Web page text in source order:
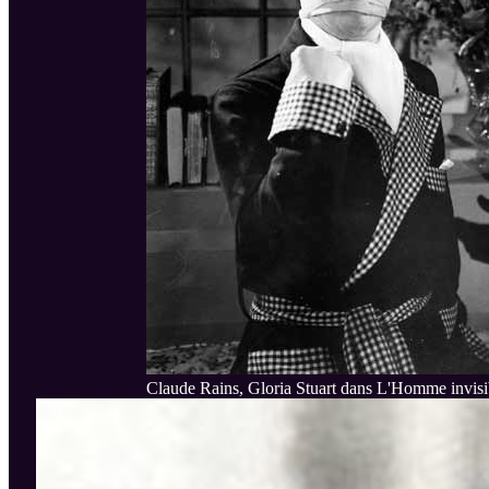
Claude Rains, Gloria Stuart dans L'Homme